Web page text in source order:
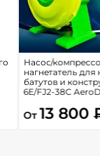
Насос/
нагнетатель для
батутов и
6E/FJ2-38C
От 13 800